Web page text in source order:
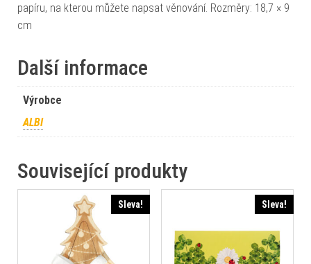
papíru, na kterou můžete napsat věnování. Rozměry: 18,7 × 9
cm
Další informace
Výrobce
ALBI
Související produkty
Sleva! Sleva!